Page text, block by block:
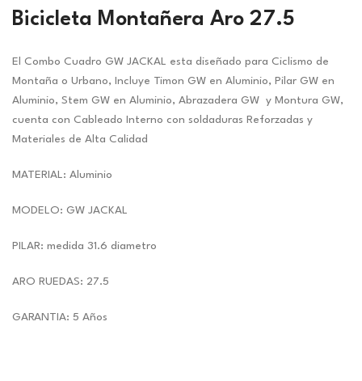
Bicicleta Montañera Aro 27.5
El Combo Cuadro GW JACKAL esta diseñado para Ciclismo de
Montaña o Urbano, Incluye Timon GW en Aluminio, Pilar GW en
Aluminio, Stem GW en Aluminio, Abrazadera GW y Montura GW,
cuenta con Cableado Interno con soldaduras Reforzadas y
Materiales de Alta Calidad
MATERIAL: Aluminio
MODELO: GW JACKAL
PILAR: medida 31.6 diametro
ARO RUEDAS: 27.5
GARANTIA: 5 Años